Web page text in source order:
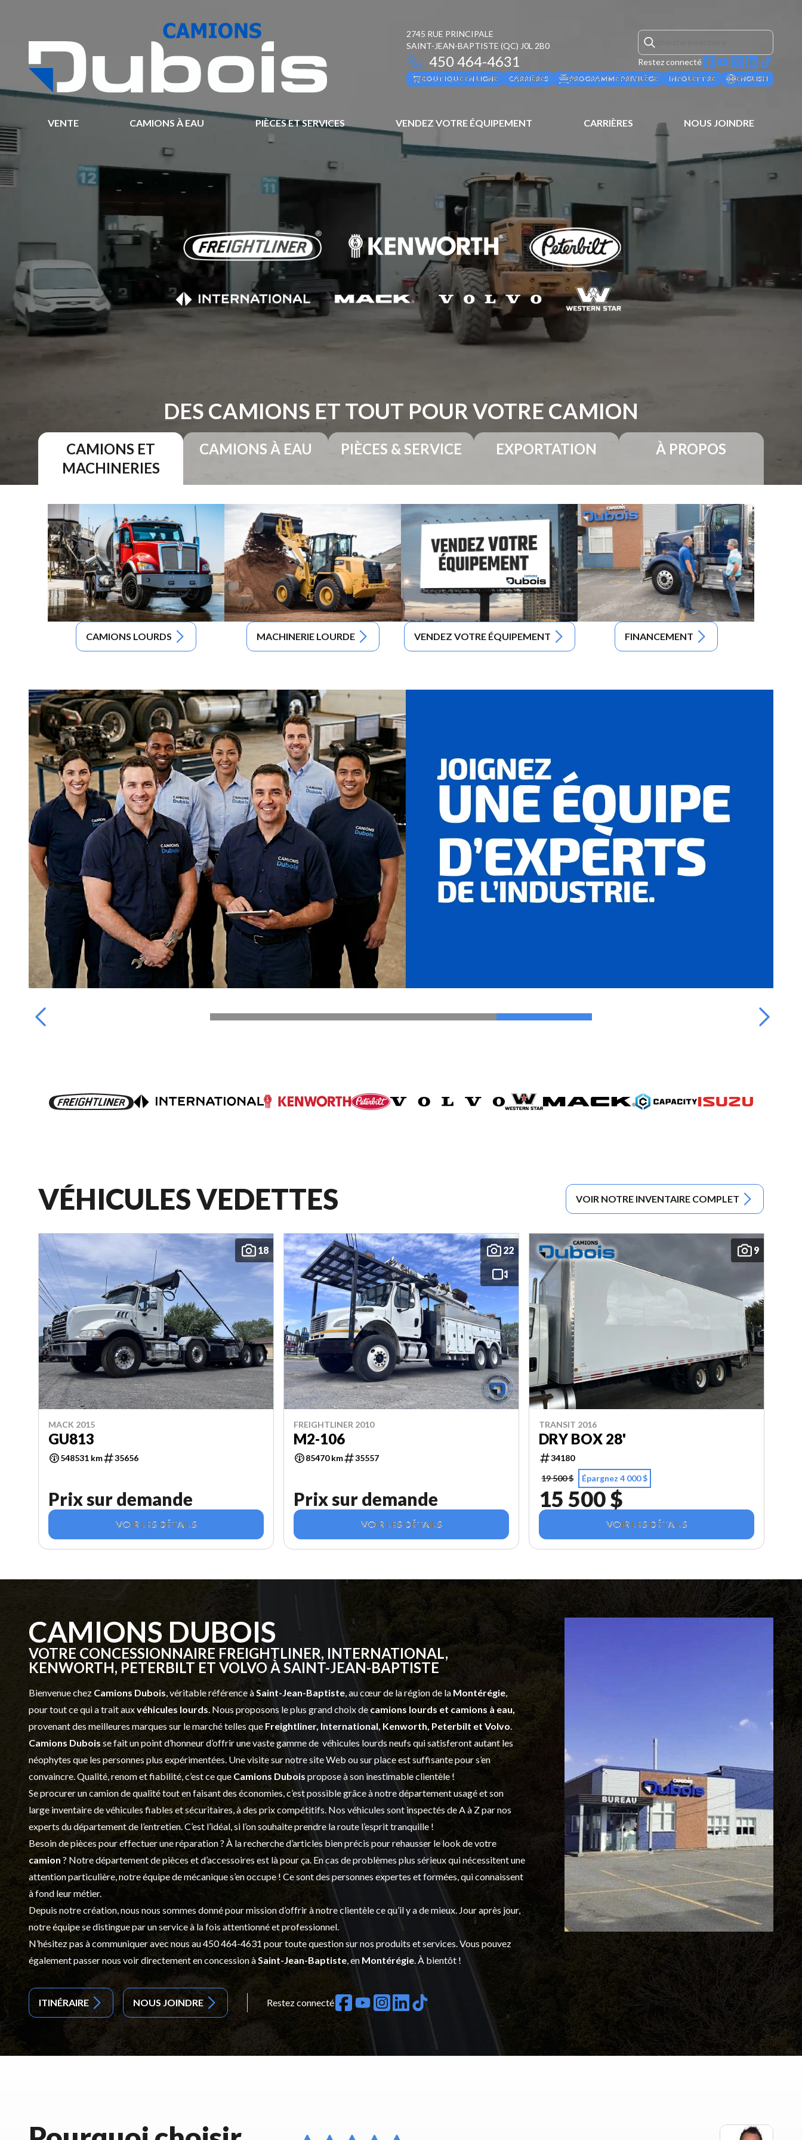
2745 RUE PRINCIPALE
SAINT-JEAN-BAPTISTE (QC) J0L 2B0
450 464-4631 Restez connecté
BOUTIQUE EN LIGNE CARRIÈRES PROGRAMME PRIVILÈGE INFOLETTRE ENGLISH
VENTE CAMIONS À EAU PIÈCES ET SERVICES VENDEZ VOTRE ÉQUIPEMENT CARRIÈRES NOUS JOINDRE
DES CAMIONS ET TOUT POUR VOTRE CAMION
CAMIONS ET
MACHINERIES
CAMIONS À EAU PIÈCES & SERVICE EXPORTATION À PROPOS
CAMIONS LOURDS MACHINERIE LOURDE VENDEZ VOTRE ÉQUIPEMENT FINANCEMENT
VÉHICULES VEDETTES VOIR NOTRE INVENTAIRE COMPLET
18
MACK 2015
GU813
548531 km 35656
Prix sur demande
VOIR LES DÉTAILS
22
FREIGHTLINER 2010
M2-106
85470 km 35557
Prix sur demande
VOIR LES DÉTAILS
9
TRANSIT 2016
DRY BOX 28'
34180
19 500 $
Épargnez 4 000 $
15 500 $
VOIR LES DÉTAILS
CAMIONS DUBOIS
VOTRE CONCESSIONNAIRE FREIGHTLINER, INTERNATIONAL,
KENWORTH, PETERBILT ET VOLVO À SAINT-JEAN-BAPTISTE
Bienvenue chez Camions Dubois, véritable référence àSaint-Jean-Baptiste, au cœur de la région de la Montérégie,
pour tout ce qui a trait auxvéhicules lourds. Nous proposons le plus grand choix de camions lourds et camions à eau,
provenant des meilleures marques sur le marché telles que Freightliner, International, Kenworth, Peterbilt et Volvo.
Camions Dubois se fait un point d’honneur d’offrir une vaste gamme de véhicules lourds neufsqui satisferont autant les
néophytes que les personnes plus expérimentées. Une visite sur notre site Web ou sur place est suffisante pour s’en
convaincre. Qualité, renom et fiabilité, c’est ce que Camions Dubois propose à son inestimable clientèle !
Se procurer un camion de qualité tout en faisant des économies, c’est possible grâce à notredépartement usagéet son
large inventaire de véhicules fiables et sécuritaires, à des prix compétitifs. Nos véhicules sont inspectés de A à Z par nos
experts du département de l’entretien. C’est l’idéal, si l’on souhaite prendre la route l’esprit tranquille !
Besoin de pièces pour effectuer une réparation ? À la recherche d’articles bien précis pour rehausser le look de votre
camion ? Notre département depièces et d’accessoires est là pour ça. En cas de problèmes plus sérieux qui nécessitent une
attention particulière, notre équipe de mécanique s’en occupe ! Ce sont des personnes expertes et formées, qui connaissent
à fond leur métier.
Depuis notre création, nous nous sommes donné pour mission d’offrir à notre clientèle ce qu’il y a de mieux. Jour après jour,
notre équipe se distingue par un service à la fois attentionné et professionnel.
N’hésitez pas à communiquer avec nous au450 464-4631 pour toute question sur nos produits et services. Vous pouvez
également passer nous voir directement en concession àSaint-Jean-Baptiste, en Montérégie. À bientôt !
ITINÉRAIRE NOUS JOINDRE Restez connecté